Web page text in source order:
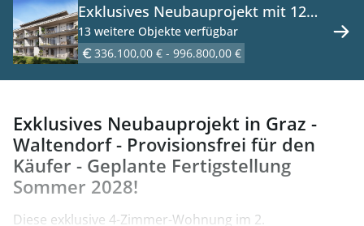
Exklusives Neubauprojekt mit 12
Wohneinheiten & 4 Reihenhäuser -
in Graz - Waltendorf - zu kaufen
13 weitere Objekte verfügbar
336.100,00 € - 996.800,00 €
Exklusives Neubauprojekt in Graz -
Waltendorf - Provisionsfrei für den
Käufer - Geplante Fertigstellung
Sommer 2028!
Diese exklusive 4-Zimmer-Wohnung im 2.